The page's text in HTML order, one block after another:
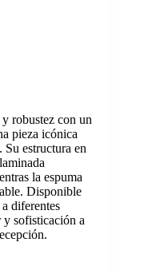
robustez con un
pieza icónica
estructura en
la espuma
Disponible
diferentes
y sofisticación a